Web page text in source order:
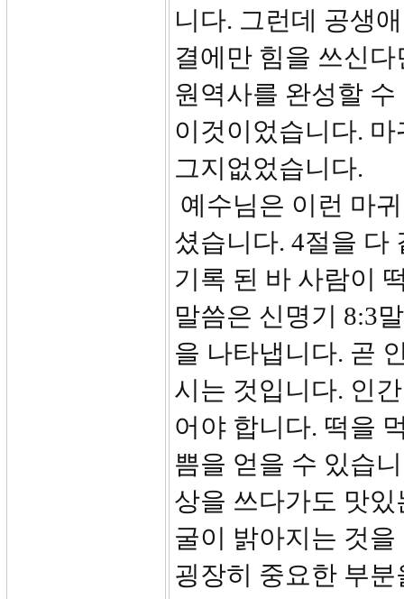
니다. 그런데 공생
결에만 힘을 쓰신
원역사를 완성할
이것이었습니다.
그지없었습니다.
예수님은 이런 마
셨습니다. 4절을 다
기록 된 바 사람이
말씀은 신명기 8:3
을 나타냅니다. 곧
시는 것입니다. 인
어야 합니다. 떡을
쁨을 얻을 수 있습
상을 쓰다가도 맛
굴이 밝아지는 것
굉장히 중요한 부